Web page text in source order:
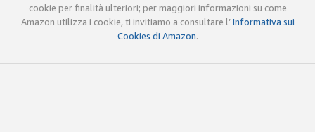
cookie per finalità ulteriori; per maggiori informazioni su come
Amazon utilizza i cookie, ti invitiamo a consultare l’Informativa sui
Cookies di Amazon.